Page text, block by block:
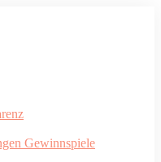
Gewinnspiele